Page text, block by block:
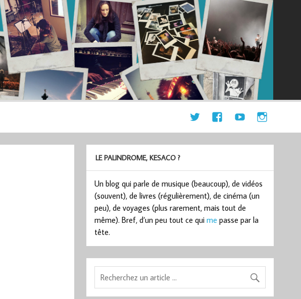
LE PALINDROME, KESACO ?
Un blog qui parle de musique (beaucoup), de vidéos
(souvent), de livres (régulièrement), de cinéma (un
peu), de voyages (plus rarement, mais tout de
même). Bref, d’un peu tout ce quime passe par la
tête.